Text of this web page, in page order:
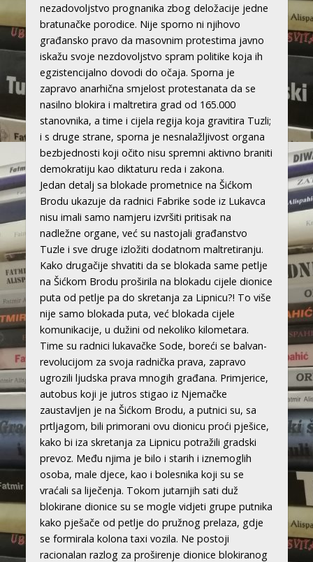
nezadovoljstvo prognanika zbog deložacije jedne
bratunačke porodice. Nije sporno ni njihovo
građansko pravo da masovnim protestima javno
iskažu svoje nezdovoljstvo spram politike koja ih
egzistencijalno dovodi do očaja. Sporna je
zapravo anarhična smjelost protestanata da se
nasilno blokira i maltretira grad od 165.000
stanovnika, a time i cijela regija koja gravitira Tuzli;
i s druge strane, sporna je nesnalažljivost organa
bezbjednosti koji očito nisu spremni aktivno braniti
demokratiju kao diktaturu reda i zakona.
Jedan detalj sa blokade prometnice na Šićkom
Brodu ukazuje da radnici Fabrike sode iz Lukavca
nisu imali samo namjeru izvršiti pritisak na
nadležne organe, već su nastojali građanstvo
Tuzle i sve druge izložiti dodatnom maltretiranju.
Kako drugačije shvatiti da se blokada same petlje
na Šićkom Brodu proširila na blokadu cijele dionice
puta od petlje pa do skretanja za Lipnicu?! To više
nije samo blokada puta, već blokada cijele
komunikacije, u dužini od nekoliko kilometara.
Time su radnici lukavačke Sode, boreći se balvan-
revolucijom za svoja radnička prava, zapravo
ugrozili ljudska prava mnogih građana. Primjerice,
autobus koji je jutros stigao iz Njemačke
zaustavljen je na Šićkom Brodu, a putnici su, sa
prtljagom, bili primorani ovu dionicu proći pješice,
kako bi iza skretanja za Lipnicu potražili gradski
prevoz. Među njima je bilo i starih i iznemoglih
osoba, male djece, kao i bolesnika koji su se
vraćali sa liječenja. Tokom jutarnjih sati duž
blokirane dionice su se mogle vidjeti grupe putnika
kako pješače od petlje do pružnog prelaza, gdje
se formirala kolona taxi vozila. Ne postoji
racionalan razlog za proširenje dionice blokiranog